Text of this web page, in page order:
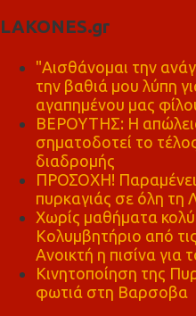
LAKONES.gr
"Αισθάνομαι την
την βαθιά μου λύπη
αγαπημένου μας
ΒΕΡΟΥΤΗΣ: Η
σηματοδοτεί το
διαδρομής
ΠΡΟΣΟΧΗ!
πυρκαγιάς σε όλη τη
Χωρίς μαθήματα
Κολυμβητήριο από
Ανοικτή η πισίνα για
Κινητοποίηση της
φωτιά στη Βαρσοβα